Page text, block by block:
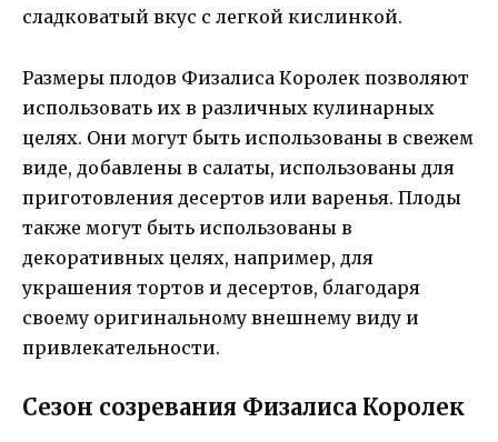
сладковатый вкус с легкой кислинкой.
Размеры плодов Физалиса Королек позволяют
использовать их в различных кулинарных
целях. Они могут быть использованы в свежем
виде, добавлены в салаты, использованы для
приготовления десертов или варенья. Плоды
также могут быть использованы в
декоративных целях, например, для
украшения тортов и десертов, благодаря
своему оригинальному внешнему виду и
привлекательности.
Сезон созревания Физалиса Королек